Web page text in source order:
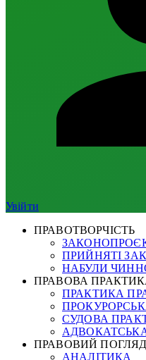
Увійти
ПРАВОТВОРЧІСТЬ
ПРИЙНЯТІ
НАБУЛИ
ПРАВОВА
ПРАКТИКА
СУДОВА
ПРАВОВИЙ ПОГЛЯД
АНАЛІТИКА